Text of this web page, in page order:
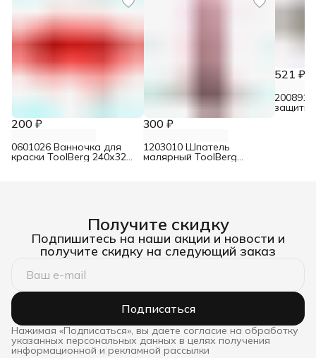
200 ₽
0601026 Ванночка для
краски ToolBerg 240х320
300 ₽
1203010 Шпатель
малярный ToolBerg
521 ₽
Получите скидку
Подпишитесь на наши акции и новости и
получите скидку на следующий заказ
Подписаться
Нажимая «Подписаться», вы даете согласие на обработку
указанных персональных данных в целях получения
информационной и рекламной рассылки